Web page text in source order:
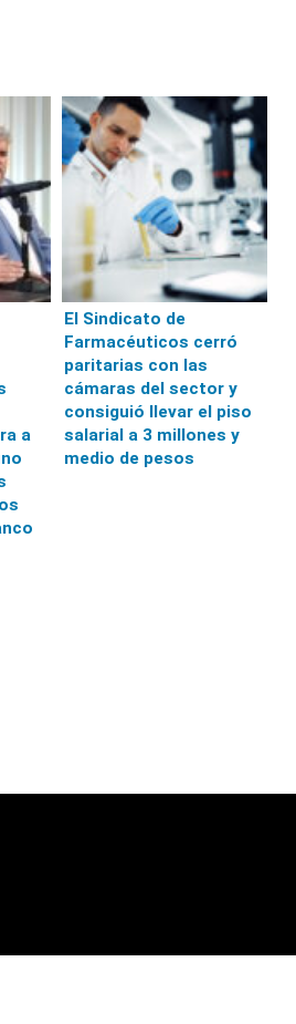
a
El Sindicato de
Farmacéuticos cerró
paritarias con las
cámaras del sector y
consiguió llevar el piso
salarial a 3 millones y
medio de pesos